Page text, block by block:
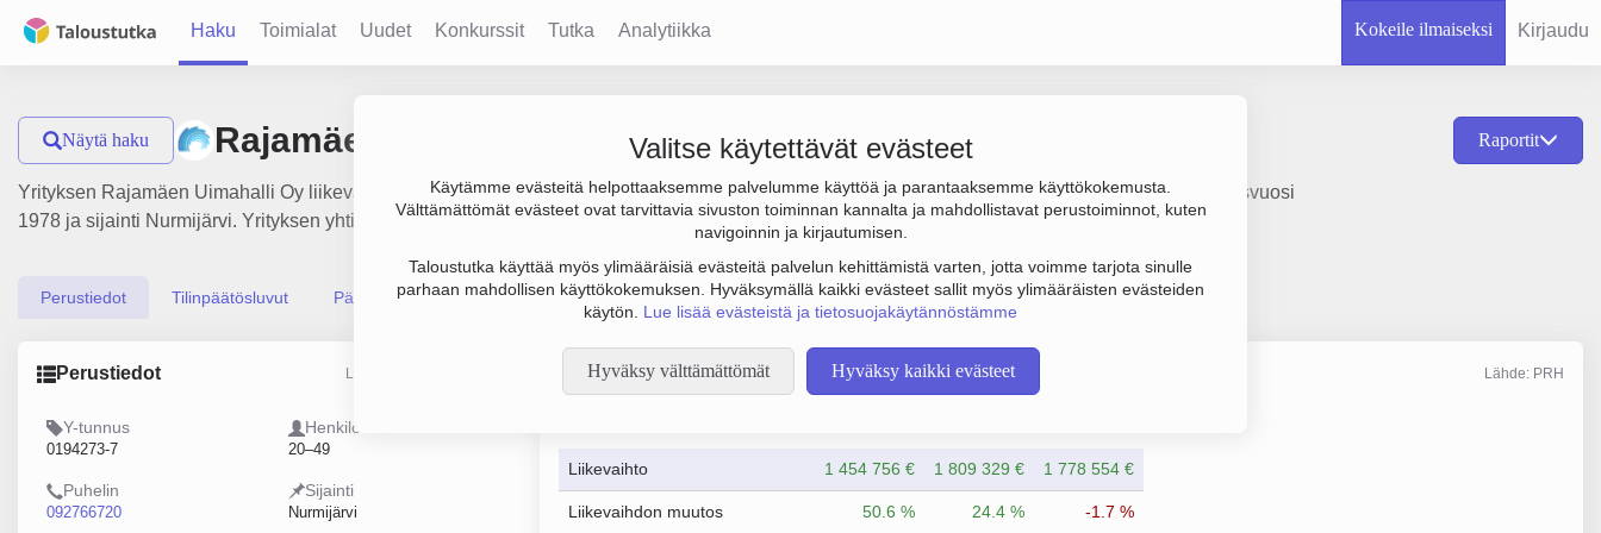
Haku Toimialat Uudet Konkurssit Tutka Analytiikka Kokeile ilmaiseksi Kirjaudu
Valitse käytettävät evästeet
Käytämme evästeitä helpottaaksemme palvelumme käyttöä ja parantaaksemme käyttökokemusta.
Välttämättömät evästeet ovat tarvittavia sivuston toiminnan kannalta ja mahdollistavat perustoiminnot, kuten
navigoinnin ja kirjautumisen.
Taloustutka käyttää myös ylimääräisiä evästeitä palvelun kehittämistä varten, jotta voimme tarjota sinulle
parhaan mahdollisen käyttökokemuksen. Hyväksymällä kaikki evästeet sallit myös ylimääräisten evästeiden
käytön. Lue lisää evästeistä ja tietosuojakäytännöstämme
Hyväksy välttämättömät Hyväksy kaikki evästeet
Näytä haku Rajamäen Uimahalli Oy Raportit
Yrityksen Rajamäen Uimahalli Oy liikevaihto on 1.8 milj. € ja tulos -716 000 €. Sen päätoimiala on Liikunta- ja urheiluseurojen toiminta, perustamisvuosi
1978 ja sijainti Nurmijärvi. Yrityksen yhtiömuoto Osakeyhtiö (OY).
Perustiedot Tilinpäätösluvut Päättäjätiedot
Perustiedot Lähde: YTJ, PRH, Traficom
Y-tunnus
0194273-7
Henkilöstömäärä
20–49
Puhelin
092766720
Sijainti
Nurmijärvi
Taloustiedot Lähde: PRH
Liikevaihto 1 454 756 € 1 809 329 € 1 778 554 €
Liikevaihdon muutos 50.6 % 24.4 % -1.7 %